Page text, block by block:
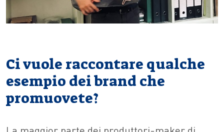
Ci vuole raccontare qualche
esempio dei brand che
promuovete?